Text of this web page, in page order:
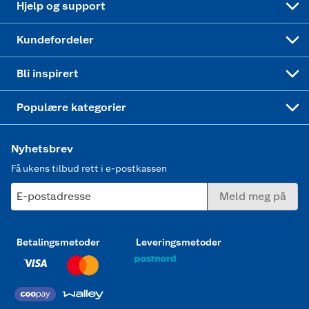
Hjelp og support
Kundefordeler
Bli inspirert
Populære kategorier
Nyhetsbrev
Få ukens tilbud rett i e-postkassen
E-postadresse Meld meg på
Betalingsmetoder Leveringsmetoder